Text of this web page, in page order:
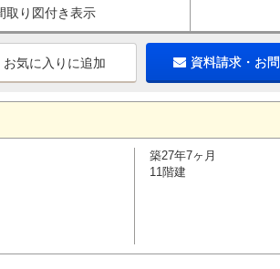
取り図付き表示
お気に入りに追加 資料請求・お
築27年7ヶ月
11階建